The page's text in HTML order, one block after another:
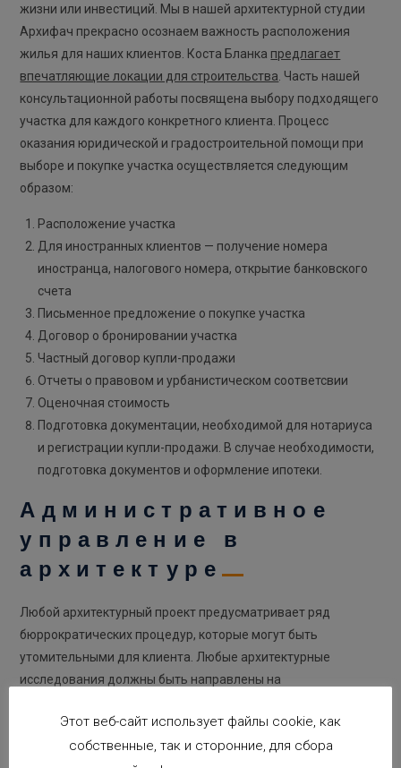
жизни или инвестиций. Мы в нашей архитектурной студии
Архифач прекрасно осознаем важность расположения
жилья для наших клиентов. Коста Бланка предлагает
впечатляющие локации для строительства . Часть нашей
консультационной работы посвящена выбору подходящего
участка для каждого конкретного клиента. Процесс
оказания юридической и градостроительной помощи при
выборе и покупке участка осуществляется следующим
образом:
Расположение участка
Для иностранных клиентов — получение номера
иностранца, налогового номера, открытие банковского
счета
Письменное предложение о покупке участка
Договор о бронировании участка
Частный договор купли-продажи
Отчеты о правовом и урбанистическом соответсвии
Оценочная стоимость
Подготовка документации, необходимой для нотариуса
и регистрации купли-продажи. В случае необходимости,
подготовка документов и оформление ипотеки.
Административное
управление в
архитектуре
Любой архитектурный проект предусматривает ряд
бюррократических процедур, которые могут быть
утомительными для клиента. Любые архитектурные
исследования должны быть направлены на
соответствующей документации. Эти процедуры можно
выделить в следующие виды работ:
Этот веб-сайт использует файлы cookie, как
собственные, так и сторонние, для сбора